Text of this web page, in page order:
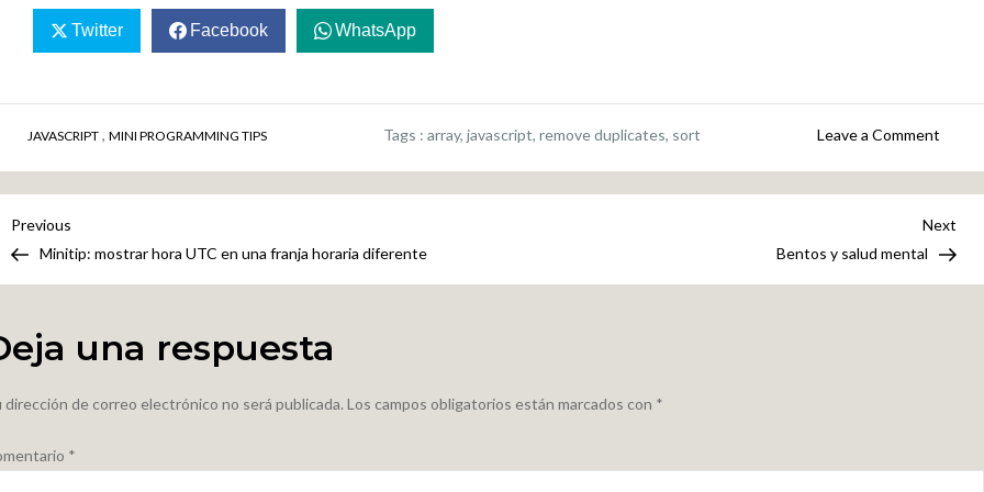
Twitter Facebook WhatsApp
JAVASCRIPT ,MINI PROGRAMMING TIPS Tags :array,javascript,remove duplicates, sort Leave a Commenton
–
Navegación
de
entradas
Previous
Post
Previous
Minitip: mostrar hora UTC en una franja horaria diferente
Next
Bentos y salud mental
una respuesta
dirección de correo electrónico no será publicada. Los campos obligatorios están marcados con *
*